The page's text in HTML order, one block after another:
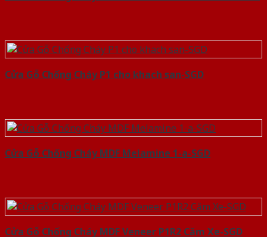
Cửa Gỗ Chống Cháy P1 cho khach san-SGD
Cửa Gỗ Chống Cháy MDF Melamine 1-a-SGD
Cửa Gỗ Chống Cháy MDF Veneer P1R2 Căm Xe-SGD